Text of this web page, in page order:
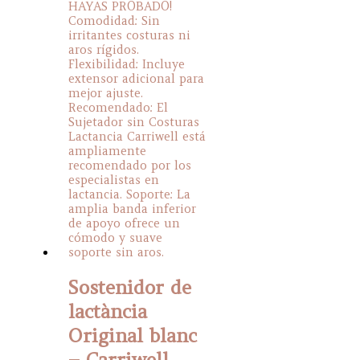
may
be
chosen
on
the
product
page
Sostenidor de
lactància
Original blanc